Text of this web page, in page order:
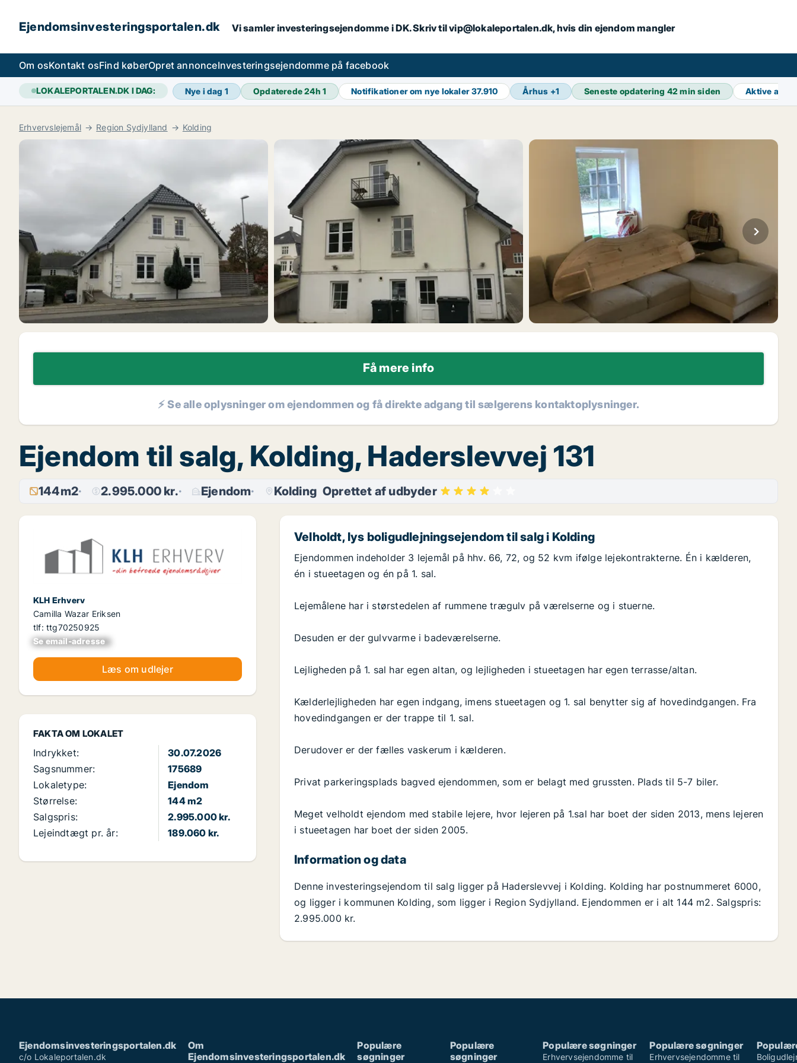
Ejendomsinvesteringsportalen.dk Vi samler investeringsejendomme i DK. Skriv til vip@lokaleportalen.dk, hvis din ejendom mangler
Om osKontakt osFind køberOpret annonceInvesteringsejendomme på facebook
LOKALEPORTALEN.DK I DAG: Nye i dag 1 Opdaterede 24h1 Notifikationer om nye lokaler37.910 Århus +1 Seneste opdatering 42 min siden Aktive
Erhvervslejemål Region Sydjylland Kolding
Få mere info
⚡ Se alle oplysninger om ejendommen og få direkte adgang til sælgerens kontaktoplysninger.
Ejendom til salg, Kolding, Haderslevvej 131
144m2 2.995.000 kr. Ejendom Kolding Oprettet af udbyder
KLH Erhverv
Camilla Wazar Eriksen
tlf: ttg70250925
Se email-adresse
xxxxxxxxxxxxxxxx
Læs om udlejer
FAKTA OM LOKALET
Indrykket:
30.07.2026
Sagsnummer:
175689
Lokaletype:
Ejendom
Størrelse:
144 m2
Salgspris:
2.995.000 kr.
Lejeindtægt pr. år:
189.060 kr.
Velholdt, lys boligudlejningsejendom til salg i Kolding
Ejendommen indeholder 3 lejemål på hhv. 66, 72, og 52 kvm ifølge lejekontrakterne. Én i kælderen,
én i stueetagen og én på 1. sal.
Lejemålene har i størstedelen af rummene trægulv på værelserne og i stuerne.
Desuden er der gulvvarme i badeværelserne.
Lejligheden på 1. sal har egen altan, og lejligheden i stueetagen har egen terrasse/altan.
Kælderlejligheden har egen indgang, imens stueetagen og 1. sal benytter sig af hovedindgangen. Fra
hovedindgangen er der trappe til 1. sal.
Derudover er der fælles vaskerum i kælderen.
Privat parkeringsplads bagved ejendommen, som er belagt med grussten. Plads til 5-7 biler.
Meget velholdt ejendom med stabile lejere, hvor lejeren på 1.sal har boet der siden 2013, mens lejeren
i stueetagen har boet der siden 2005.
Information og data
Denne investeringsejendom til salg ligger på Haderslevvej i Kolding. Kolding har postnummeret 6000,
og ligger i kommunen Kolding, som ligger i Region Sydjylland. Ejendommen er i alt 144 m2. Salgspris:
2.995.000 kr.
Ejendomsinvesteringsportalen.dk
c/o Lokaleportalen.dk
Om
Ejendomsinvesteringsportalen.dk
Populære
søgninger
Populære
søgninger
Populære søgninger
Erhvervsejendomme til
Populære søgninger
Erhvervsejendomme til